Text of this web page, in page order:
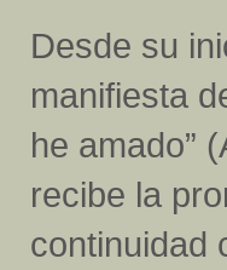
Desde su
manifiesta
he amado”
recibe la
continuidad